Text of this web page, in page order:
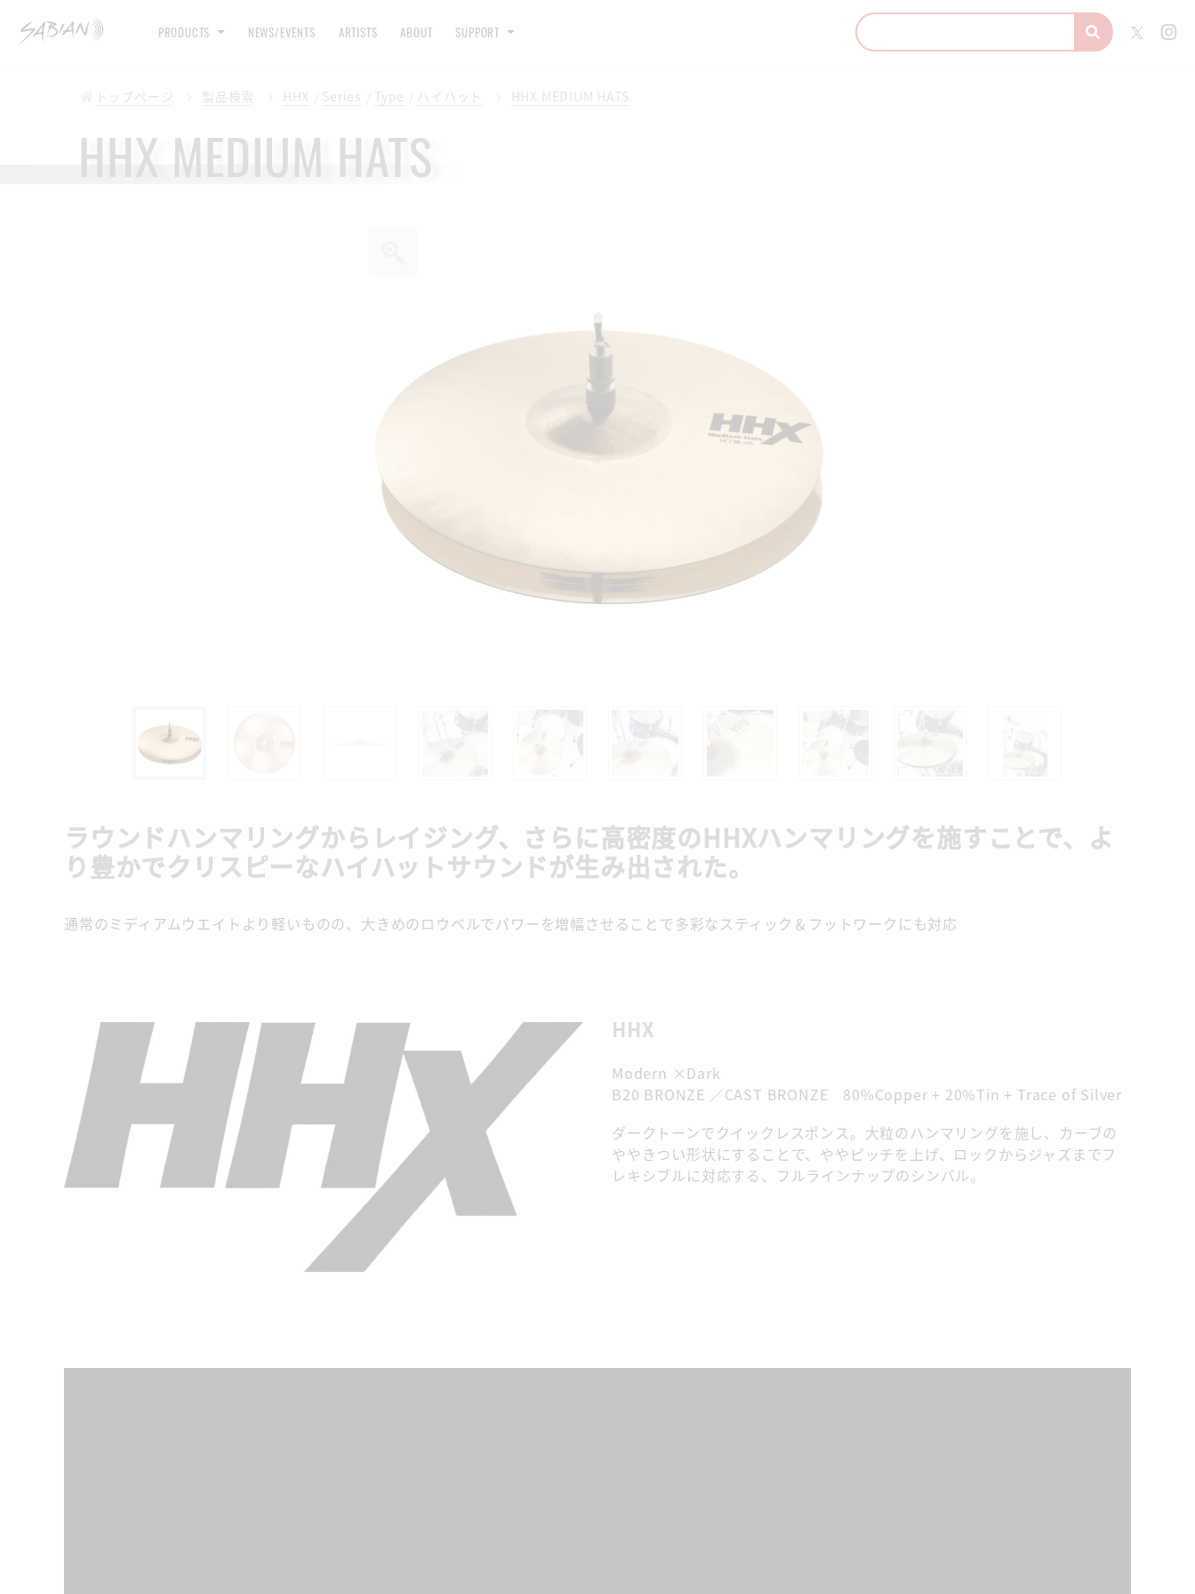
PRODUCTS NEWS/EVENTS ARTISTS ABOUT SUPPORT
トップページ 製品検索 HHX Series Type ハイハット HHX MEDIUM HATS
HHX MEDIUM HATS
ラウンドハンマリングからレイジング、さらに高密度のHHXハンマリングを施すことで、よ
り豊かでクリスピーなハイハットサウンドが生み出された。
通常のミディアムウエイトより軽いものの、大きめのロウベルでパワーを増幅させることで多彩なスティック＆フットワークにも対応
HHX
Modern ×Dark
B20 BRONZE ／CAST BRONZE 80%Copper + 20%Tin + Trace of Silver
ダークトーンでクイックレスポンス。大粒のハンマリングを施し、カーブの
ややきつい形状にすることで、ややピッチを上げ、ロックからジャズまでフ
レキシブルに対応する、フルラインナップのシンバル。